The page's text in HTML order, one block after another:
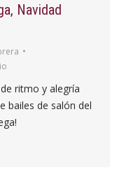
Navidad
ritmo y alegría
bailes de salón del